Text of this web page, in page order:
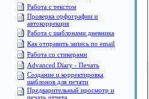
Работа с текстом
Проверка орфографии и
автокоррекция
Работа с шаблонами дневника
Как отправить запись по email
Работа со стикерами
Advanced Diary - Печать
Создание и корректировка
шаблонов для печати
Предварительный просмотр и
печать отчета